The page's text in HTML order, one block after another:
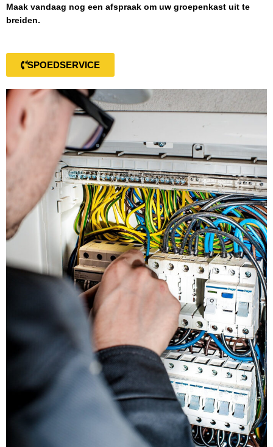
Maak vandaag nog een afspraak om uw groepenkast uit te
breiden.
SPOEDSERVICE